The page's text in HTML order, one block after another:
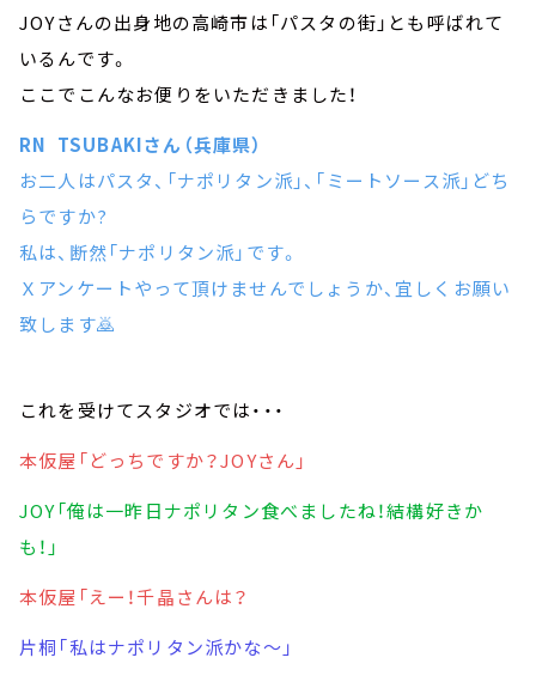
JOYさんの出身地の高崎市は「パスタの街」とも呼ばれて
いるんです。
ここでこんなお便りをいただきました！
RN TSUBAKIさん（兵庫県）
お二人はパスタ、「ナポリタン派」、「ミートソース派」どち
らですか?
私は、断然「ナポリタン派」です。
Ｘアンケートやって頂けませんでしょうか、宜しくお願い
致します🙇
これを受けてスタジオでは・・・
本仮屋「どっちですか？JOYさん」
JOY「俺は一昨日ナポリタン食べましたね！結構好きか
も！」
本仮屋「えー！千晶さんは？
片桐「私はナポリタン派かな～」